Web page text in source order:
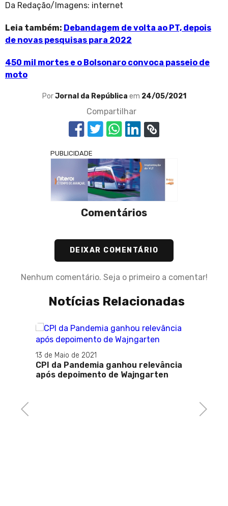
Da Redação/Imagens: internet
Leia também: Debandagem de volta ao PT, depois
de novas pesquisas para 2022
450 mil mortes e o Bolsonaro convoca passeio de
moto
PorJornal da República em 24/05/2021
Compartilhar
PUBLICIDADE
Comentários
DEIXAR COMENTÁRIO
Nenhum comentário. Seja o primeiro a comentar!
Notícias Relacionadas
Previous
13 de Maio de 2021
CPI da Pandemia ganhou relevância
após depoimento de Wajngarten
Next